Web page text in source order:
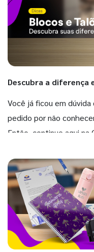
Descubra a diferença
Você já ficou em
pedido por não
Então, continue aqui na